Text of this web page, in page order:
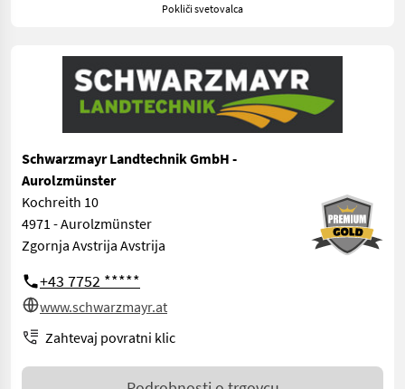
Pokliči svetovalca
Schwarzmayr Landtechnik GmbH -
Aurolzmünster
Kochreith 10
4971 - Aurolzmünster
Zgornja Avstrija Avstrija
+43 7752 *****
www.schwarzmayr.at
Zahtevaj povratni klic